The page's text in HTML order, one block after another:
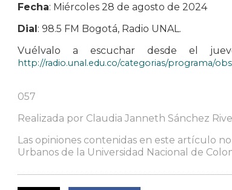
Fecha: Miércoles 28 de agosto de 2024
Dial : 98.5 FM Bogotá, Radio UNAL.
Vuélvalo a escuchar desde el
http://radio.unal.edu.co/categorias/programa/
057
Realizada por Claudia Janneth Sánchez
Las opiniones contenidas en este artículo
Urbanos de la Universidad Nacional de